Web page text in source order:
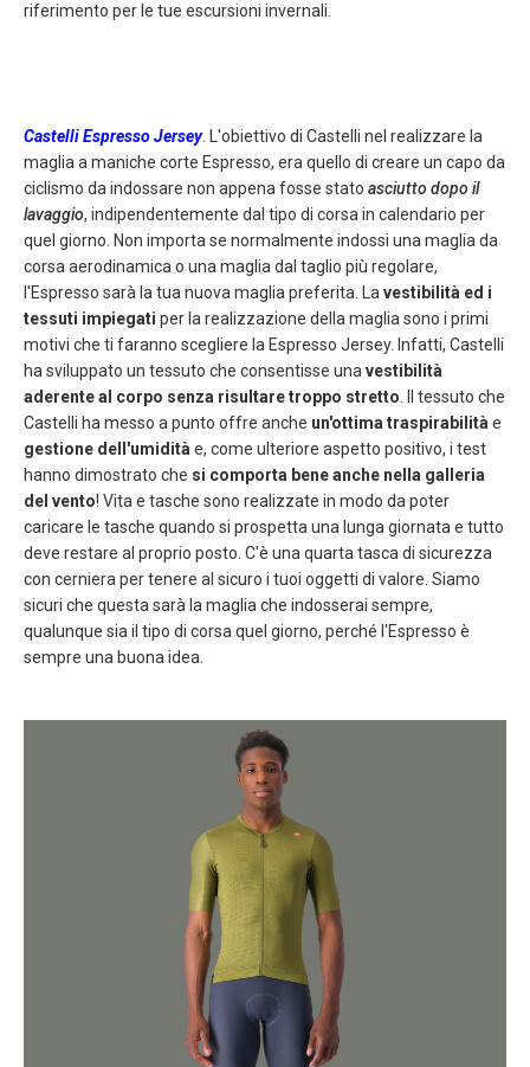
riferimento per le tue escursioni invernali.
Castelli Espresso Jersey. L'obiettivo di Castelli nel realizzare la
maglia a maniche corte Espresso, era quello di creare un capo da
ciclismo da indossare non appena fosse stato asciutto dopo il
lavaggio, indipendentemente dal tipo di corsa in calendario per
quel giorno. Non importa se normalmente indossi una maglia da
corsa aerodinamica o una maglia dal taglio più regolare,
l'Espresso sarà la tua nuova maglia preferita. La vestibilità ed i
tessuti impiegati per la realizzazione della maglia sono i primi
motivi che ti faranno scegliere la Espresso Jersey. Infatti, Castelli
ha sviluppato un tessuto che consentisse una vestibilità
aderente al corpo senza risultare troppo stretto . Il tessuto che
Castelli ha messo a punto offre anche un'ottima traspirabilità e
gestione dell'umidità e, come ulteriore aspetto positivo, i test
hanno dimostrato che si comporta bene anche nella galleria
del vento! Vita e tasche sono realizzate in modo da poter
caricare le tasche quando si prospetta una lunga giornata e tutto
deve restare al proprio posto. C'è una quarta tasca di sicurezza
con cerniera per tenere al sicuro i tuoi oggetti di valore. Siamo
sicuri che questa sarà la maglia che indosserai sempre,
qualunque sia il tipo di corsa quel giorno, perché l'Espresso è
sempre una buona idea.